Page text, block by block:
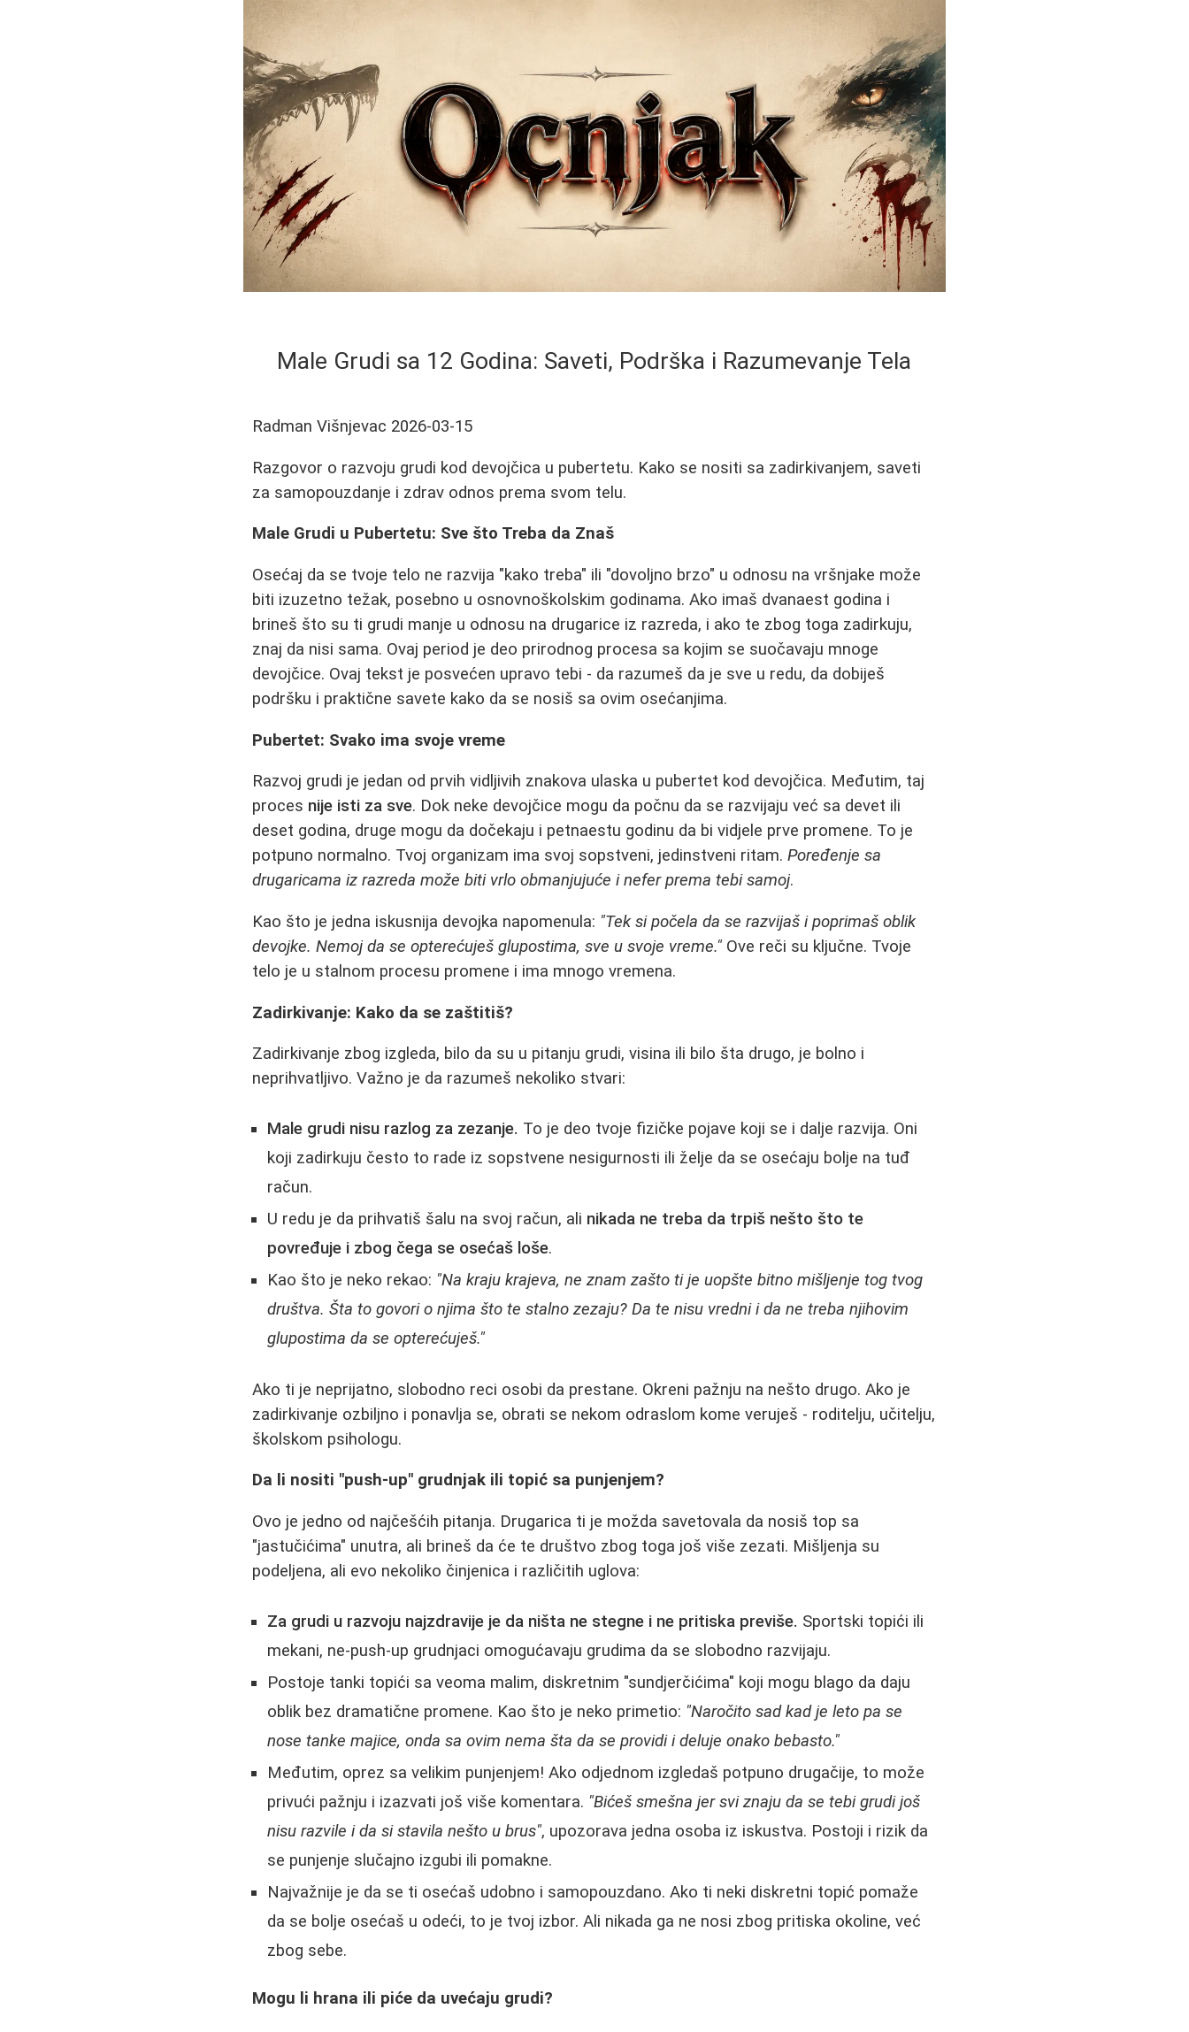
Male Grudi sa 12 Godina: Saveti, Podrška i Razumevanje Tela
Radman Višnjevac 2026-03-15
Razgovor o razvoju grudi kod devojčica u pubertetu. Kako se nositi sa zadirkivanjem, saveti
za samopouzdanje i zdrav odnos prema svom telu.
Male Grudi u Pubertetu: Sve što Treba da Znaš
Osećaj da se tvoje telo ne razvija "kako treba" ili "dovoljno brzo" u odnosu na vršnjake može
biti izuzetno težak, posebno u osnovnoškolskim godinama. Ako imaš dvanaest godina i
brineš što su ti grudi manje u odnosu na drugarice iz razreda, i ako te zbog toga zadirkuju,
znaj da nisi sama. Ovaj period je deo prirodnog procesa sa kojim se suočavaju mnoge
devojčice. Ovaj tekst je posvećen upravo tebi - da razumeš da je sve u redu, da dobiješ
podršku i praktične savete kako da se nosiš sa ovim osećanjima.
Pubertet: Svako ima svoje vreme
Razvoj grudi je jedan od prvih vidljivih znakova ulaska u pubertet kod devojčica. Međutim, taj
proces nije isti za sve. Dok neke devojčice mogu da počnu da se razvijaju već sa devet ili
deset godina, druge mogu da dočekaju i petnaestu godinu da bi vidjele prve promene. To je
potpuno normalno. Tvoj organizam ima svoj sopstveni, jedinstveni ritam.Poređenje sa
drugaricama iz razreda može biti vrlo obmanjujuće i nefer prema tebi samoj.
Kao što je jedna iskusnija devojka napomenula: "Tek si počela da se razvijaš i poprimaš oblik
devojke. Nemoj da se opterećuješ glupostima, sve u svoje vreme." Ove reči su ključne. Tvoje
telo je u stalnom procesu promene i ima mnogo vremena.
Zadirkivanje: Kako da se zaštitiš?
Zadirkivanje zbog izgleda, bilo da su u pitanju grudi, visina ili bilo šta drugo, je bolno i
neprihvatljivo. Važno je da razumeš nekoliko stvari:
Male grudi nisu razlog za zezanje. To je deo tvoje fizičke pojave koji se i dalje razvija. Oni
koji zadirkuju često to rade iz sopstvene nesigurnosti ili želje da se osećaju bolje na tuđ
račun.
U redu je da prihvatiš šalu na svoj račun, ali nikada ne treba da trpiš nešto što te
povređuje i zbog čega se osećaš loše.
Kao što je neko rekao: "Na kraju krajeva, ne znam zašto ti je uopšte bitno mišljenje tog tvog
društva. Šta to govori o njima što te stalno zezaju? Da te nisu vredni i da ne treba njihovim
glupostima da se opterećuješ."
Ako ti je neprijatno, slobodno reci osobi da prestane. Okreni pažnju na nešto drugo. Ako je
zadirkivanje ozbiljno i ponavlja se, obrati se nekom odraslom kome veruješ - roditelju, učitelju,
školskom psihologu.
Da li nositi "push-up" grudnjak ili topić sa punjenjem?
Ovo je jedno od najčešćih pitanja. Drugarica ti je možda savetovala da nosiš top sa
"jastučićima" unutra, ali brineš da će te društvo zbog toga još više zezati. Mišljenja su
podeljena, ali evo nekoliko činjenica i različitih uglova:
Za grudi u razvoju najzdravije je da ništa ne stegne i ne pritiska previše. Sportski topići ili
mekani, ne-push-up grudnjaci omogućavaju grudima da se slobodno razvijaju.
Postoje tanki topići sa veoma malim, diskretnim "sundjerčićima" koji mogu blago da daju
oblik bez dramatične promene. Kao što je neko primetio: "Naročito sad kad je leto pa se
nose tanke majice, onda sa ovim nema šta da se providi i deluje onako bebasto."
Međutim, oprez sa velikim punjenjem! Ako odjednom izgledaš potpuno drugačije, to može
privući pažnju i izazvati još više komentara. "Bićeš smešna jer svi znaju da se tebi grudi još
nisu razvile i da si stavila nešto u brus", upozorava jedna osoba iz iskustva. Postoji i rizik da
se punjenje slučajno izgubi ili pomakne.
Najvažnije je da se ti osećaš udobno i samopouzdano. Ako ti neki diskretni topić pomaže
da se bolje osećaš u odeći, to je tvoj izbor. Ali nikada ga ne nosi zbog pritiska okoline, već
zbog sebe.
Mogu li hrana ili piće da uvećaju grudi?